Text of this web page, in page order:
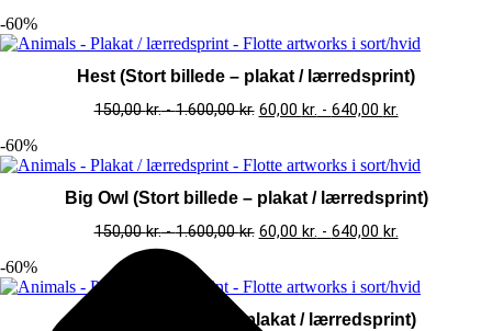
-60%
Hest (Stort billede – plakat / lærredsprint)
150,00kr.-1.600,00kr. 60,00 kr. - 640,00 kr.
-60%
Big Owl (Stort billede – plakat / lærredsprint)
150,00kr.-1.600,00kr. 60,00 kr. - 640,00 kr.
-60%
Deer (Stort billede – plakat / lærredsprint)